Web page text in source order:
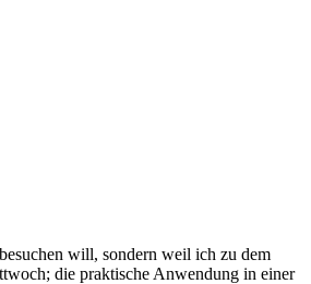
will, sondern weil ich zu dem
die praktische Anwendung in einer